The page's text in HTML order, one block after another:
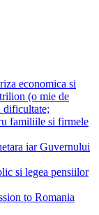
economica si
(o mie de
dificultate;
familiile si firmele
iar Guvernului
si legea pensiilor
to Romania